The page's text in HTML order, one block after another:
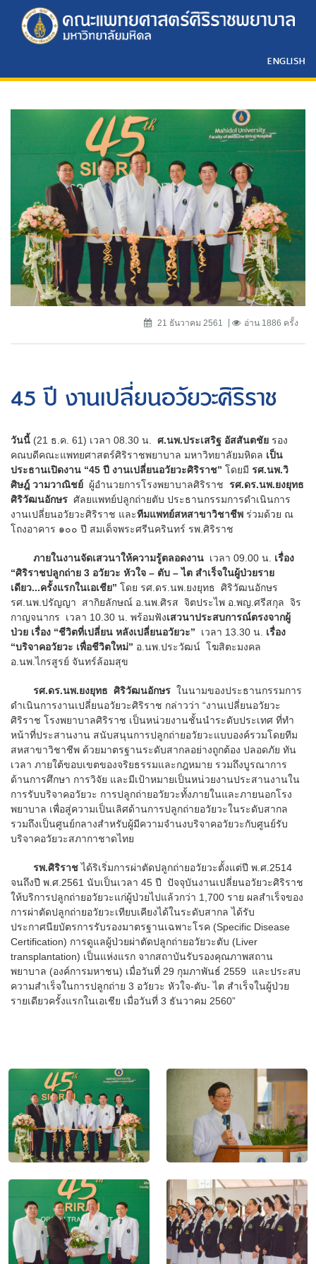
ENGLISH
21 ธันวาคม 2561 อ่าน 1886 ครั้ง
45 ปี งานเปลี่ยนอวัยวะศิริราช
วันนี้ (21 ธ.ค. 61) เวลา 08.30 น. ศ.นพ.ประเสริฐ อัสสันตชัย รอง
คณบดีคณะแพทยศาสตร์ศิริราชพยาบาล มหาวิทยาลัยมหิดล เป็น
ประธานเปิดงาน “45 ปี งานเปลี่ยนอวัยวะศิริราช” โดยมี รศ.นพ.วิ
ศิษฎ์ วามวาณิชย์ ผู้อำนวยการโรงพยาบาลศิริราช รศ.ดร.นพ.ยงยุทธ
ศิริวัฒนอักษร ศัลยแพทย์ปลูกถ่ายตับ ประธานกรรมการดำเนินการ
งานเปลี่ยนอวัยวะศิริราช และทีมแพทย์สหสาขาวิชาชีพ ร่วมด้วย ณ
โถงอาคาร ๑๐๐ ปี สมเด็จพระศรีนครินทร์ รพ.ศิริราช
ภายในงานจัดเสวนาให้ความรู้ตลอดงาน เวลา 09.00 น. เรื่อง
“ศิริราชปลูกถ่าย 3 อวัยวะ หัวใจ – ตับ – ไต สำเร็จในผู้ป่วยราย
เดียว...ครั้งแรกในเอเชีย” โดย รศ.ดร.นพ.ยงยุทธ ศิริวัฒนอักษร
รศ.นพ.ปรัญญา สากิยลักษณ์ อ.นพ.ศิรส จิตประไพ อ.พญ.ศรีสกุล จิร
กาญจนากร เวลา 10.30 น. พร้อมฟังเสวนาประสบการณ์ตรงจากผู้
ป่วย เรื่อง “ชีวิตที่เปลี่ยน หลังเปลี่ยนอวัยวะ” เวลา 13.30 น. เรื่อง
“บริจาคอวัยวะ เพื่อชีวิตใหม่” อ.นพ.ประวัฒน์ โฆสิตะมงคล
อ.นพ.ไกรสูรย์ จันทร์ล้อมสุข
รศ.ดร.นพ.ยงยุทธ ศิริวัฒนอักษร ในนามของประธานกรรมการ
ดำเนินการงานเปลี่ยนอวัยวะศิริราช กล่าวว่า “งานเปลี่ยนอวัยวะ
ศิริราช โรงพยาบาลศิริราช เป็นหน่วยงานชั้นนำระดับประเทศ ที่ทำ
หน้าที่ประสานงาน สนับสนุนการปลูกถ่ายอวัยวะแบบองค์รวมโดยทีม
สหสาขาวิชาชีพ ด้วยมาตรฐานระดับสากลอย่างถูกต้อง ปลอดภัย ทัน
เวลา ภายใต้ขอบเขตของจริยธรรมและกฎหมาย รวมถึงบูรณาการ
ด้านการศึกษา การวิจัย และมีเป้าหมายเป็นหน่วยงานประสานงานใน
การรับบริจาคอวัยวะ การปลูกถ่ายอวัยวะทั้งภายในและภายนอกโรง
พยาบาล เพื่อสู่ความเป็นเลิศด้านการปลูกถ่ายอวัยวะในระดับสากล
รวมถึงเป็นศูนย์กลางสำหรับผู้มีความจำนงบริจาคอวัยวะกับศูนย์รับ
บริจาคอวัยวะสภากาชาดไทย
รพ.ศิริราชได้ริเริ่มการผ่าตัดปลูกถ่ายอวัยวะตั้งแต่ปี พ.ศ.2514
จนถึงปี พ.ศ.2561 นับเป็นเวลา 45 ปี ปัจจุบันงานเปลี่ยนอวัยวะศิริราช
ให้บริการปลูกถ่ายอวัยวะแก่ผู้ป่วยไปแล้วกว่า 1,700 ราย ผลสำเร็จของ
การผ่าตัดปลูกถ่ายอวัยวะเทียบเคียงได้ในระดับสากล ได้รับ
ประกาศนียบัตรการรับรองมาตรฐานเฉพาะโรค (Specific Disease
Certification) การดูแลผู้ป่วยผ่าตัดปลูกถ่ายอวัยวะตับ (Liver
transplantation) เป็นแห่งแรก จากสถาบันรับรองคุณภาพสถาน
พยาบาล (องค์การมหาชน) เมื่อวันที่ 29 กุมภาพันธ์ 2559 และประสบ
ความสำเร็จในการปลูกถ่าย 3 อวัยวะ หัวใจ-ตับ- ไต สำเร็จในผู้ป่วย
รายเดียวครั้งแรกในเอเชีย เมื่อวันที่ 3 ธันวาคม 2560”